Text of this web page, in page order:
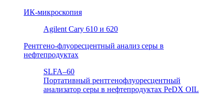
ИК-микроскопия
Agilent Cary 610 и 620
Рентгено-флуоресцентный анализ серы в
нефтепродуктах
SLFA–60
Портативный рентгенофлуоресцентный
анализатор серы в нефтепродуктах PeDX OIL